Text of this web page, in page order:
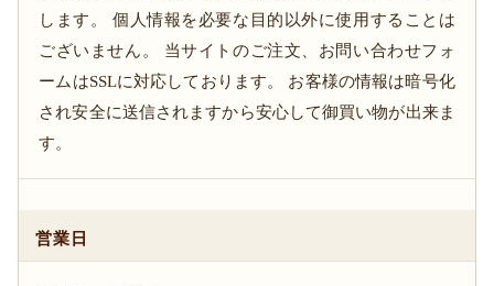
します。 個人情報を必要な目的以外に使用することは
ございません。 当サイトのご注文、お問い合わせフォ
ームはSSLに対応しております。 お客様の情報は暗号化
され安全に送信されますから安心して御買い物が出来ま
す。
営業日